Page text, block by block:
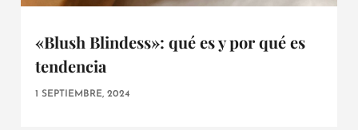
«Blush Blindess»: qué es y por qué es
tendencia
1 SEPTIEMBRE, 2024